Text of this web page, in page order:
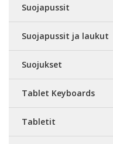
Suojapussit
Suojapussit ja laukut
Suojukset
Tablet Keyboards
Tabletit